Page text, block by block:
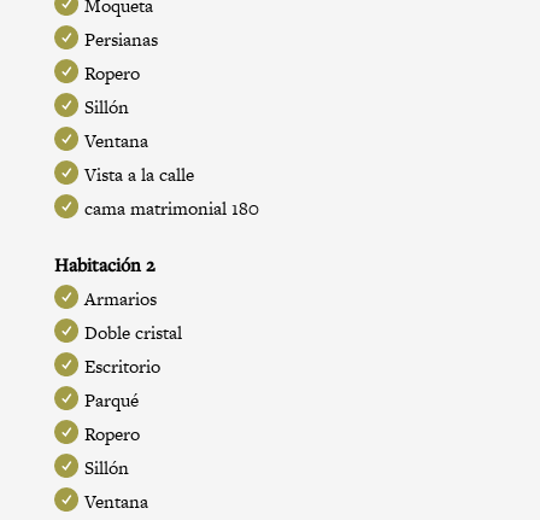
Moqueta
Persianas
Ropero
Sillón
Ventana
Vista a la calle
cama matrimonial 180
Habitación 2
Armarios
Doble cristal
Escritorio
Parqué
Ropero
Sillón
Ventana